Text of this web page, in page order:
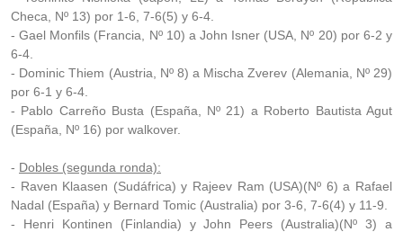
Checa, Nº 13) por 1-6, 7-6(5) y 6-4.
- Gael Monfils (Francia, Nº 10) a John Isner (USA, Nº 20) por 6-2 y
6-4.
- Dominic Thiem (Austria, Nº 8) a Mischa Zverev (Alemania, Nº 29)
por 6-1 y 6-4.
- Pablo Carreño Busta (España, Nº 21) a Roberto Bautista Agut
(España, Nº 16) por walkover.
- Dobles (segunda ronda):
- Raven Klaasen (Sudáfrica) y Rajeev Ram (USA)(Nº 6) a Rafael
Nadal (España) y Bernard Tomic (Australia) por 3-6, 7-6(4) y 11-9.
- Henri Kontinen (Finlandia) y John Peers (Australia)(Nº 3) a